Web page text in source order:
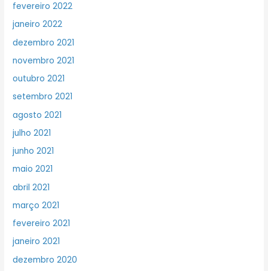
fevereiro 2022
janeiro 2022
dezembro 2021
novembro 2021
outubro 2021
setembro 2021
agosto 2021
julho 2021
junho 2021
maio 2021
abril 2021
março 2021
fevereiro 2021
janeiro 2021
dezembro 2020